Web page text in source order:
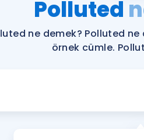
Polluted
ne demek? Polluted
örnek cümle.